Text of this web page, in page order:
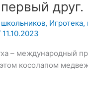
друг.
, Игротека,
11.10.2023
– международный
косолапом